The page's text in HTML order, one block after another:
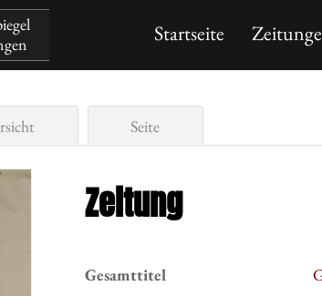
Startseite
Seite
Zeitung
Gesamttitel